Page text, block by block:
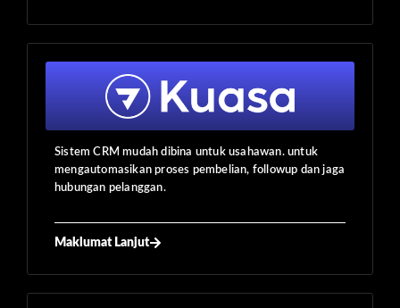
Sistem CRM mudah dibina untuk usahawan. untuk
mengautomasikan proses pembelian, followup dan jaga
hubungan pelanggan.
Maklumat Lanjut